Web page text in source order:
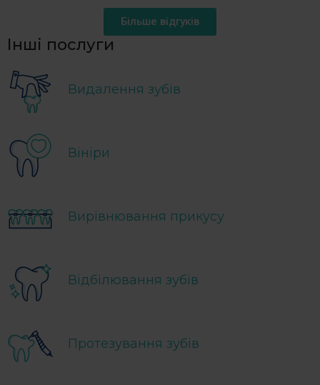
Більше відгуків
Інші послуги
Видалення зубів
Вініри
Вирівнювання прикусу
Відбілювання зубів
Протезування зубів